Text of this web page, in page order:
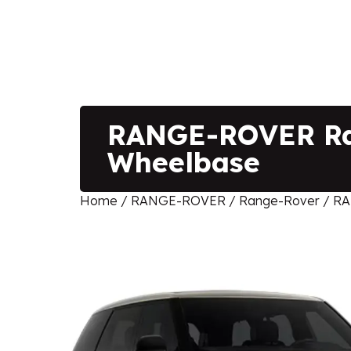
RANGE-ROVER
Wheelbase
Home / RANGE-ROVER / Range-Rover /